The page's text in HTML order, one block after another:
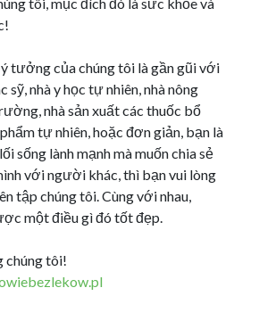
tưởng của chúng tôi là gần gũi với
sỹ, nhà y học tự nhiên, nhà nông
nhà sản xuất các thuốc bổ
tự nhiên, hoặc đơn giản, bạn là
sống lành mạnh mà muốn chia sẻ
với người khác, thì bạn vui lòng
tập chúng tôi. Cùng với nhau,
một điều gì đó tốt đẹp.
chúng tôi!